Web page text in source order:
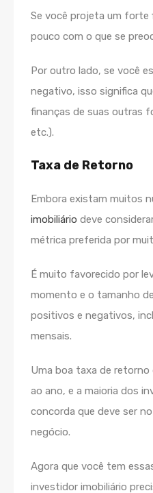
Se você projeta um forte
pouco com o que se
Por outro lado, se você
negativo, isso significa
finanças de suas outras
etc.).
Taxa de Retorno
Embora existam muitos
imobiliário deve
métrica preferida por
É muito favorecido por
momento e o tamanho
positivos e negativos,
mensais.
Uma boa taxa de
ao ano, e a maioria dos
concorda que deve ser
negócio.
Agora que você tem
investidor imobiliário